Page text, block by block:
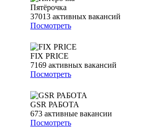
Пятёрочка
37013 активных вакансий
Посмотреть
FIX PRICE
7169 активных вакансий
Посмотреть
GSR РАБОТА
673 активные вакансии
Посмотреть